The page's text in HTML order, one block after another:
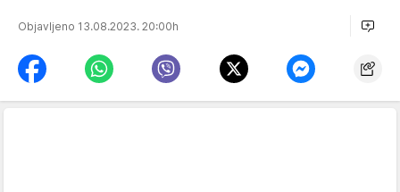
Objavljeno 13.08.2023. 20:00h